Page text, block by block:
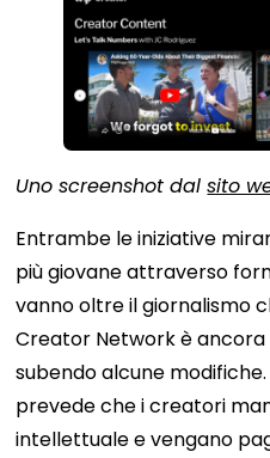
Uno screenshot dalsito
Entrambe le iniziative
più giovane attraverso
vanno oltre il giornalismo
Creator Network è
subendo alcune
prevede che i creatori
intellettuale e vengano